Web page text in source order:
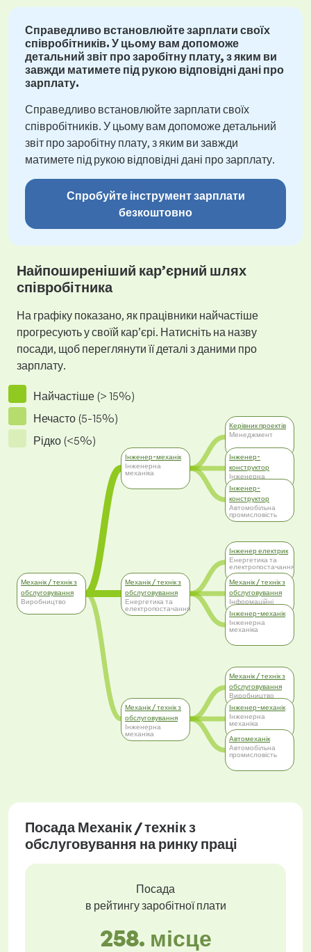
Справедливо встановлюйте зарплати своїх
співробітників. У цьому вам допоможе
детальний звіт про заробітну плату, з яким ви
завжди матимете під рукою відповідні дані про
зарплату.
Справедливо встановлюйте зарплати своїх
співробітників. У цьому вам допоможе детальний
звіт про заробітну плату, з яким ви завжди
матимете під рукою відповідні дані про зарплату.
Спробуйте інструмент зарплати
безкоштовно
Найпоширеніший кар’єрний шлях
співробітника
На графіку показано, як працівники найчастіше
прогресують у своїй кар’єрі. Натисніть на назву
посади, щоб переглянути її деталі з даними про
зарплату.
Найчастіше (> 15%)
Нечасто (5-15%)
Рідко (<5%)
Механік / технік з
обслуговування
Виробництво
Інженер-механік
Інженерна
механіка
Механік / технік з
обслуговування
Енергетика та
електропостачання
Механік / технік з
обслуговування
Інженерна
механіка
Керівник проектів
Менеджмент
Інженер-
конструктор
Інженерна
механіка
Інженер-
конструктор
Автомобільна
промисловість
Інженер електрик
Енергетика та
електропостачання
Механік / технік з
обслуговування
Інформаційні
технології (IT)
Інженер-механік
Інженерна
механіка
Механік / технік з
обслуговування
Виробництво
Інженер-механік
Інженерна
механіка
Автомеханік
Автомобільна
промисловість
Посада Механік / технік з
обслуговування на ринку праці
Посада
в рейтингу заробітної плати
258. місце